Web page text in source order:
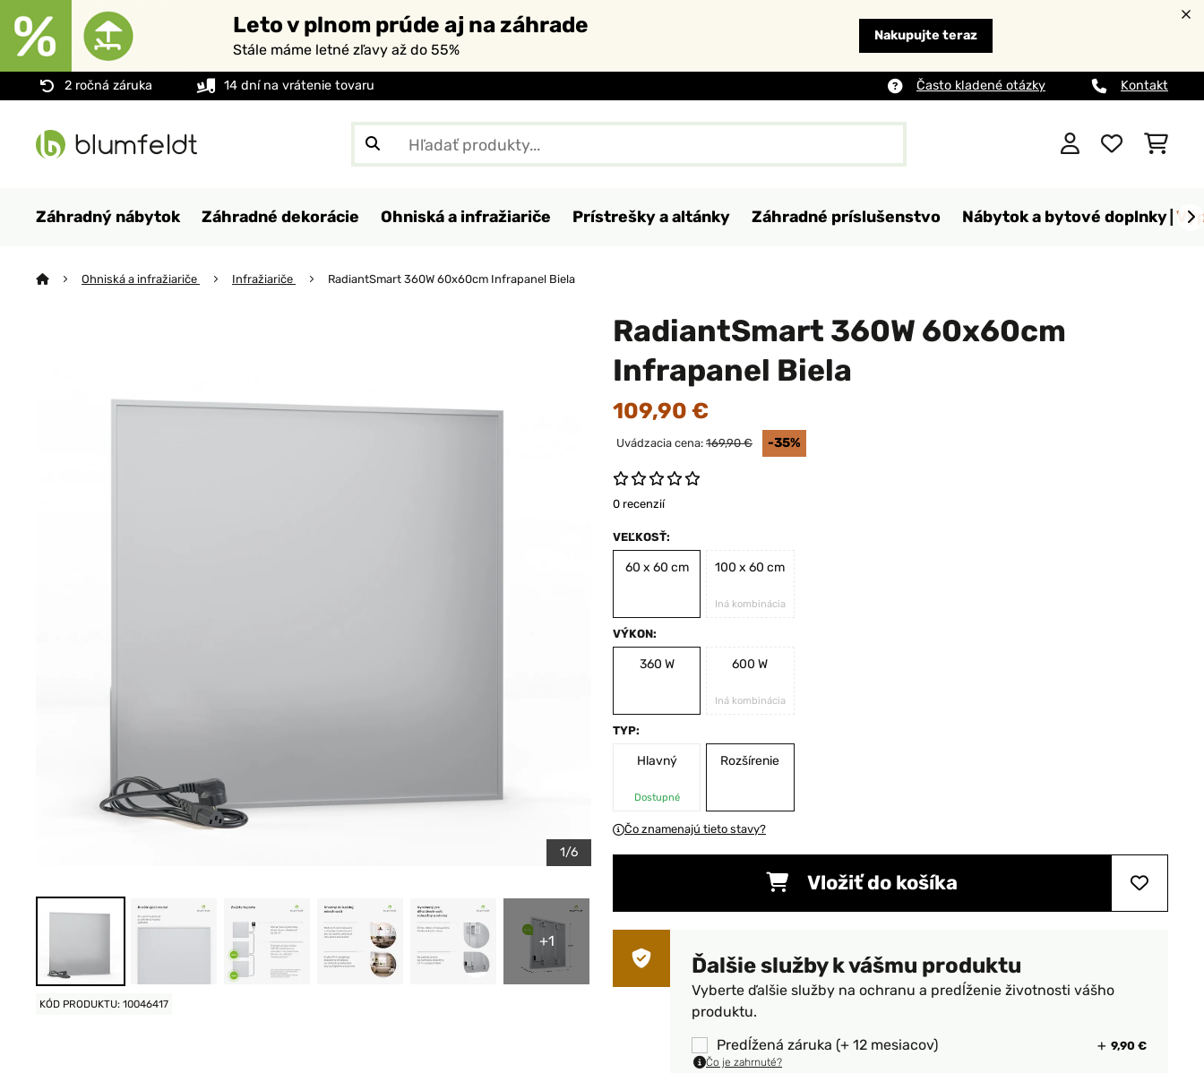
Leto v plnom prúde aj na záhrade
Stále máme letné zľavy až do 55%
Nakupujte teraz
2 ročná záruka 14 dní na vrátenie tovaru Často kladené otázky Kontakt
Záhradný nábytok Záhradné dekorácie Ohniská a infražiariče Prístrešky a altánky Záhradné príslušenstvo Nábytok a bytové doplnky
Ohniská a infražiariče Infražiariče RadiantSmart 360W 60x60cm Infrapanel Biela
1/6
+1
KÓD PRODUKTU: 10046417
RadiantSmart 360W 60x60cm
Infrapanel Biela
109,90 €
Uvádzacia cena: 169,90 € -35%
0 recenzií
VEĽKOSŤ:
60 x 60 cm 100 x 60 cm
Iná kombinácia
VÝKON:
360 W 600 W
Iná kombinácia
TYP:
Hlavný
Dostupné
Rozšírenie
Čo znamenajú tieto stavy?
Vložiť do košíka
Ďalšie služby k vášmu produktu
Vyberte ďalšie služby na ochranu a predĺženie životnosti vášho
produktu.
Predĺžená záruka (+ 12 mesiacov)
9,90 €
Čo je zahrnuté?